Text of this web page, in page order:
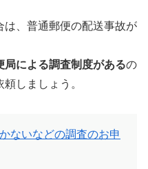
は、普通郵便の配送事故が
局による調査制度があるの
しましょう。
ないなどの調査のお申